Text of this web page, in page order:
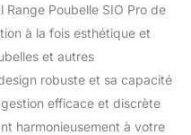
Range Poubelle SIO Pro de
à la fois esthétique et
et autres
robuste et sa capacité
efficace et discrète
harmonieusement à votre